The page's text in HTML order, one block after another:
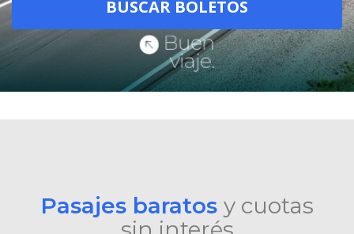
Pasajes baratos y cuotas